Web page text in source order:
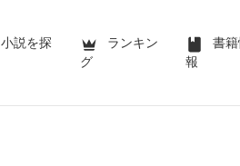
小説を探
ランキン
グ
書
報